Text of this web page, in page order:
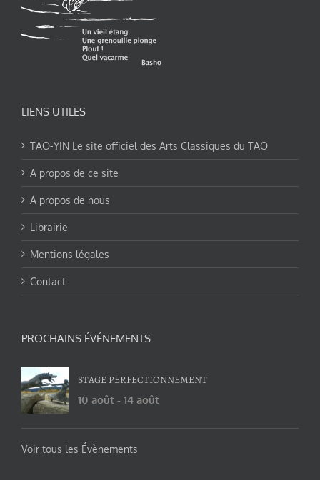
LIENS UTILES
TAO-YIN Le site officiel des Arts Classiques du TAO
A propos de ce site
A propos de nous
Librairie
Mentions légales
Contact
PROCHAINS ÉVÉNEMENTS
STAGE PERFECTIONNEMENT
10 août - 14 août
Voir tous les Évènements